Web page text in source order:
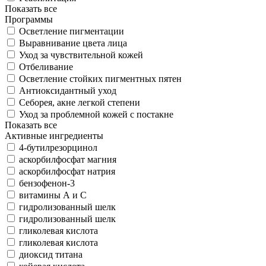
Показать все
Программы
Осветление пигментации
Выравнивание цвета лица
Уход за чувствительной кожей
Отбеливание
Осветление стойких пигментных пятен
Антиоксидантный уход
Себорея, акне легкой степени
Уход за проблемной кожей с постакне
Показать все
Активные ингредиенты
4-бутилрезорцинол
аскорбилфосфат магния
аскорбилфосфат натрия
бензофeнон-3
витамины А и С
гидролизованный шелк
гидролизованный шелк
гликолевая кислота
гликолевая кислота
диоксид титана